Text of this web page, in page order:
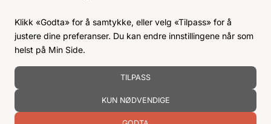
Klikk «Godta» for å samtykke, eller velg «Tilpass» for å
justere dine preferanser. Du kan endre innstillingene når som
helst på Min Side.
TILPASS
KUN NØDVENDIGE
KJØPSVILKÅR
BLI KUNDE